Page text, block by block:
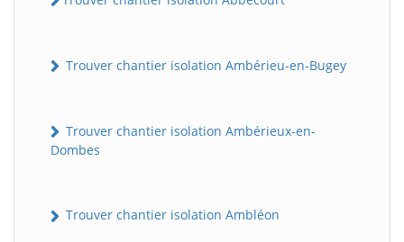
Trouver chantier isolation Ambérieu-en-Bugey
Trouver chantier isolation Ambérieux-en-
Dombes
Trouver chantier isolation Ambléon